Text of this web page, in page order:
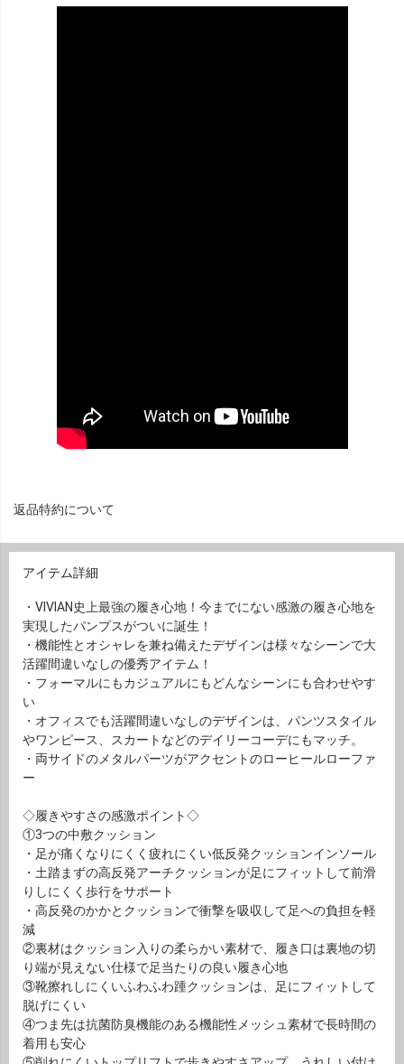
返品特約について
アイテム詳細
・VIVIAN史上最強の履き心地！今までにない感激の履き心地を
実現したパンプスがついに誕生！
・機能性とオシャレを兼ね備えたデザインは様々なシーンで大
活躍間違いなしの優秀アイテム！
・フォーマルにもカジュアルにもどんなシーンにも合わせやす
い
・オフィスでも活躍間違いなしのデザインは、パンツスタイル
やワンピース、スカートなどのデイリーコーデにもマッチ。
・両サイドのメタルパーツがアクセントのローヒールローファ
ー
◇履きやすさの感激ポイント◇
①3つの中敷クッション
・足が痛くなりにくく疲れにくい低反発クッションインソール
・土踏まずの高反発アーチクッションが足にフィットして前滑
りしにくく歩行をサポート
・高反発のかかとクッションで衝撃を吸収して足への負担を軽
減
②裏材はクッション入りの柔らかい素材で、履き口は裏地の切
り端が見えない仕様で足当たりの良い履き心地
③靴擦れしにくいふわふわ踵クッションは、足にフィットして
脱げにくい
④つま先は抗菌防臭機能のある機能性メッシュ素材で長時間の
着用も安心